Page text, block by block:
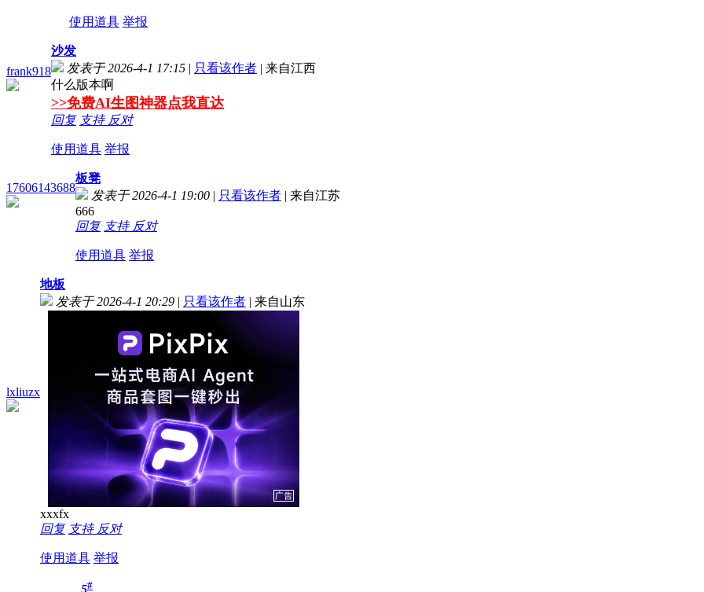
使用道具 举报
frank918
沙发
发表于 2026-4-1 17:15 | 只看该作者 | 来自江西
什么版本啊
>>免费AI生图神器点我直达
回复 支持 反对
使用道具 举报
17606143688
板凳
发表于 2026-4-1 19:00 | 只看该作者 | 来自江苏
666
回复 支持 反对
使用道具 举报
lxliuzx
地板
发表于 2026-4-1 20:29 | 只看该作者 | 来自山东
xxxfx
回复 支持 反对
使用道具 举报
#